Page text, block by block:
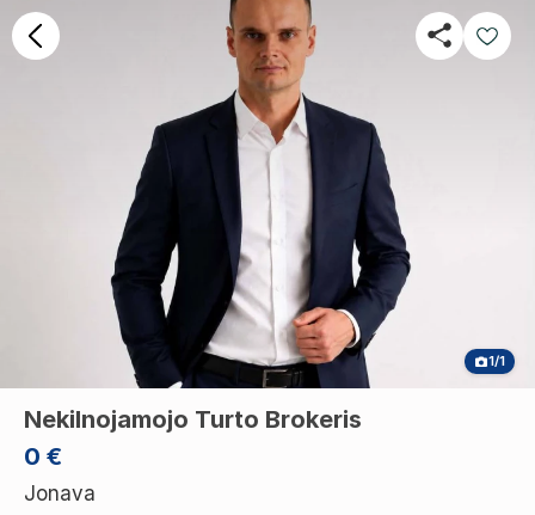
1/1
0 €
Nekilnojamojo Turto Brokeris
Jonava